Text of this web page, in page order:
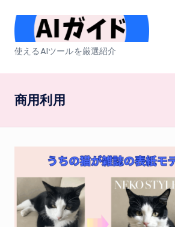
Skip
content
A
イ
ド
使えるAIツールを厳選紹介
商用利用